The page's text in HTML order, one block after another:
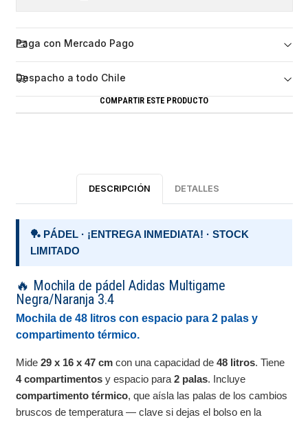
Paga con Mercado Pago
Despacho a todo Chile
COMPARTIR ESTE PRODUCTO
DESCRIPCIÓN DETALLES
🏓 PÁDEL · ¡ENTREGA INMEDIATA! · STOCK
LIMITADO
🔥 Mochila de pádel Adidas Multigame
Negra/Naranja 3.4
Mochila de 48 litros con espacio para 2 palas y
compartimento térmico.
Mide29 x 16 x 47 cm con una capacidad de48 litros. Tiene
4 compartimentos y espacio para2 palas. Incluye
compartimento térmico, que aísla las palas de los cambios
bruscos de temperatura — clave si dejas el bolso en la